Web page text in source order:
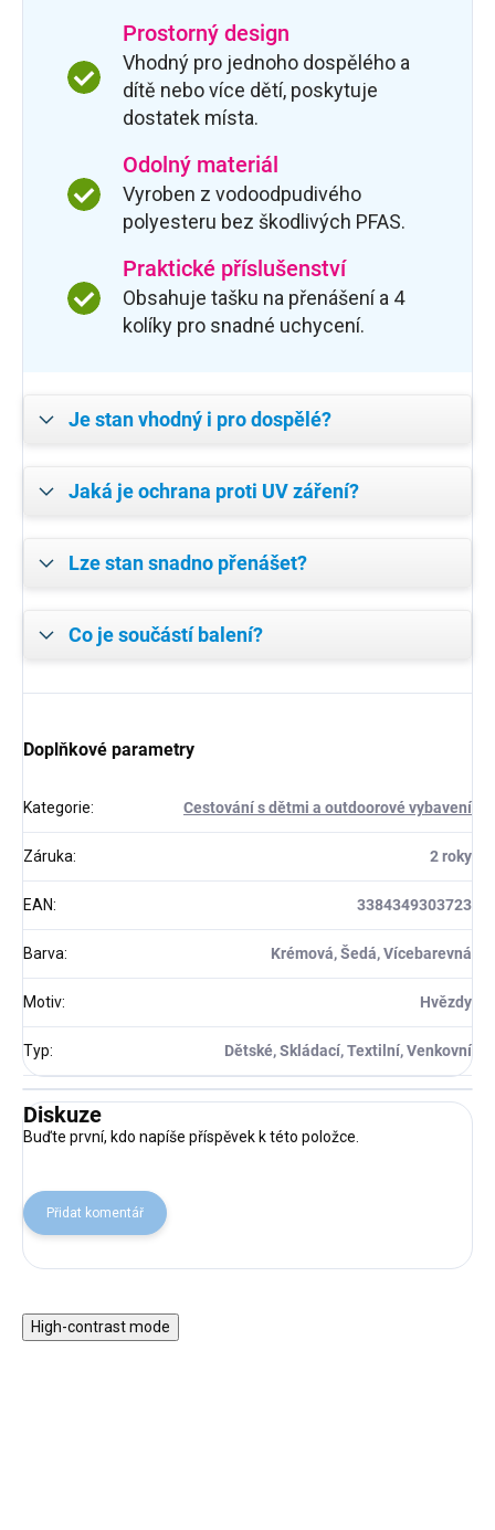
Prostorný design
Vhodný pro jednoho dospělého a
dítě nebo více dětí, poskytuje
dostatek místa.
Odolný materiál
Vyroben z vodoodpudivého
polyesteru bez škodlivých PFAS.
Praktické příslušenství
Obsahuje tašku na přenášení a 4
kolíky pro snadné uchycení.
Je stan vhodný i pro dospělé?
Jaká je ochrana proti UV záření?
Lze stan snadno přenášet?
Co je součástí balení?
Doplňkové parametry
Kategorie: Cestování s dětmi a outdoorové vybavení
Záruka: 2 roky
EAN: 3384349303723
Barva: Krémová, Šedá, Vícebarevná
Motiv: Hvězdy
Typ: Dětské, Skládací, Textilní, Venkovní
Diskuze
Buďte první, kdo napíše příspěvek k této položce.
Přidat komentář
High-contrast mode